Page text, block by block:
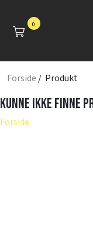
0
Forside / Produkt
Kunne ikke finne
Forside